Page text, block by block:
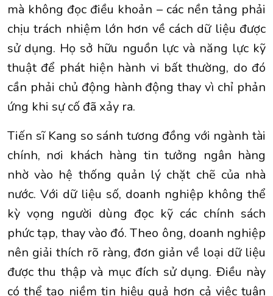
mà không đọc điều khoản – các nền tảng phải
chịu trách nhiệm lớn hơn về cách dữ liệu được
sử dụng. Họ sở hữu nguồn lực và năng lực kỹ
thuật để phát hiện hành vi bất thường, do đó
cần phải chủ động hành động thay vì chỉ phản
ứng khi sự cố đã xảy ra.
Tiến sĩ Kang so sánh tương đồng với ngành tài
chính, nơi khách hàng tin tưởng ngân hàng
nhờ vào hệ thống quản lý chặt chẽ của nhà
nước. Với dữ liệu số, doanh nghiệp không thể
kỳ vọng người dùng đọc kỹ các chính sách
phức tạp, thay vào đó. Theo ông, doanh nghiệp
nên giải thích rõ ràng, đơn giản về loại dữ liệu
được thu thập và mục đích sử dụng. Điều này
có thể tạo niềm tin hiệu quả hơn cả việc tuân